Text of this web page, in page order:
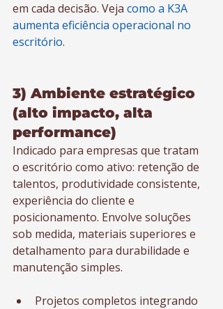
em cada decisão. Veja como a K3A
aumenta eficiência operacional no
escritório.
3) Ambiente estratégico
(alto impacto, alta
performance)
Indicado para empresas que tratam
o escritório como ativo: retenção de
talentos, produtividade consistente,
experiência do cliente e
posicionamento. Envolve soluções
sob medida, materiais superiores e
detalhamento para durabilidade e
manutenção simples.
Projetos completos integrando